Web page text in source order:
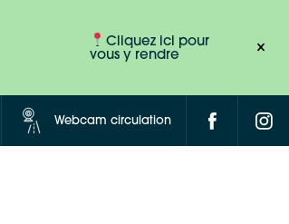
Cliquez ici pour
vous y rendre
Webcam circulation